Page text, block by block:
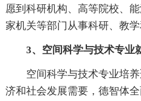
愿到科研机构、高等院校、
家机关等部门从事科研、教学
3、空间科学与技术专业
空间科学与技术专业培
济和社会发展需要，德智体